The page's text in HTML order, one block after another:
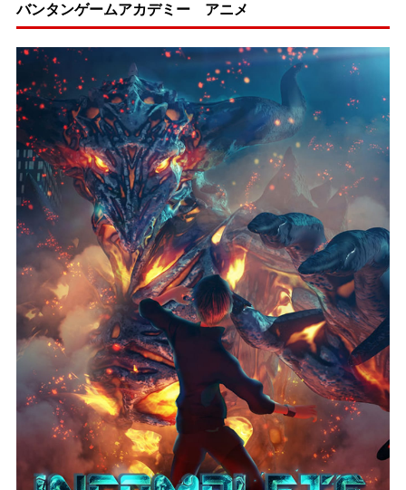
バンタンゲームアカデミー アニメ